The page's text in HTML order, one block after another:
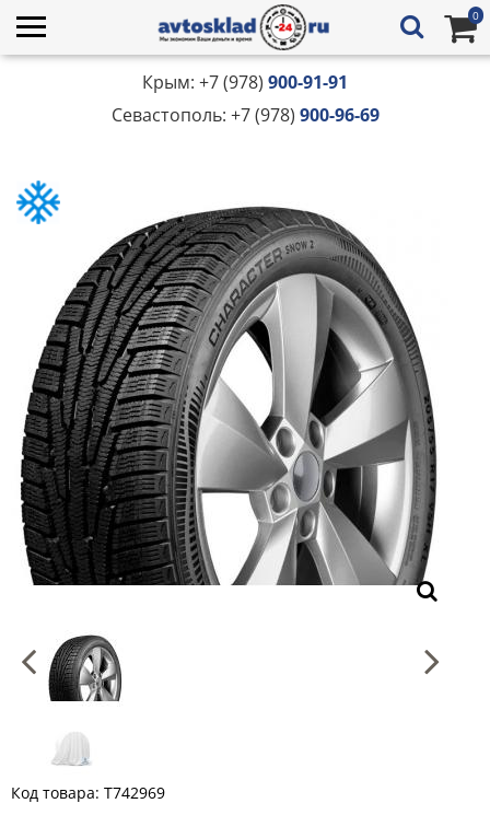
0
Крым: +7 (978) 900-91-91
Севастополь: +7 (978) 900-96-69
Код товара: T742969